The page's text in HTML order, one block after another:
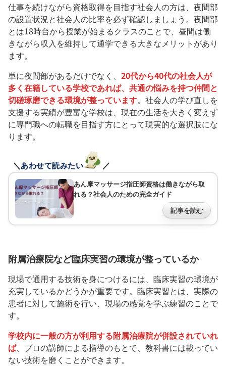
仕事を続けながら資格取得を目指す社会人の方は、夜間部
の設置状況と社会人の比率を必ず確認しましょう。夜間部
とは18時台から授業が始まるクラスのことで、昼間は働
きながら収入を維持して通学できる大きなメリットがあり
ます。
単に夜間部があるだけでなく、 20代から40代の社会人が
多く在籍している学校であれば、共通の悩みを持つ仲間と
切磋琢磨できる環境が整っています。社会人の学び直しを
支援する実績が豊富な学校は、現在の生活を大きく変えず
に専門職への転職を目指す方にとって現実的な選択肢にな
ります。
＼あわせて読みたい ／
あん摩マッサージ指圧師資格は働きながら取
れる？社会人のための完全ガイド
記事を読む
附属治療院など臨床実習の環境が整っているか
現場で通用する技術を身につけるには、臨床実習の環境が
充実しているかどうかが重要です。臨床実習とは、実際の
患者に対して施術を行い、現場の感覚を学ぶ練習のことで
す。
学校内に一般の方が利用する附属治療院が併設されていれ
ば、プロの講師による指導のもとで、教科書には載ってい
ない技術を磨くことができます。